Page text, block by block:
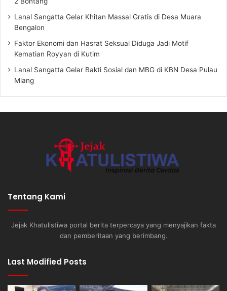
Lanal Sangatta Gelar Khitan Massal Gratis di Desa Muara
Bengalon
Faktor Ekonomi dan Hasrat Seksual Diduga Jadi Motif
Kematian Royyan di Kutim
Lanal Sangatta Gelar Bakti Sosial dan MBG di KBN Desa Pulau
Miang
Tentang Kami
Jejak Khatulistiwa portal berita terpercaya yang menyajikan fakta
dan pemberitaan yang berimbang.
Last Modified Posts